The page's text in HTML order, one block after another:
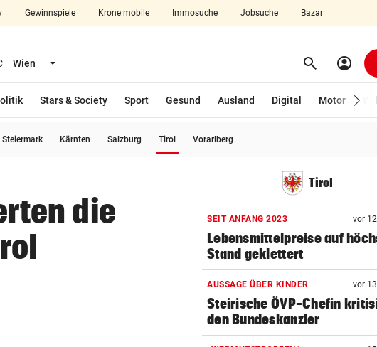
Gewinnspiele Krone mobile Immosuche Jobsuche Bazar
Wien Menü aufklappen search Suchen
account_circle
Stars & Society Sport Gesund Ausland Digital Motor
Steiermark Kärnten Salzburg Tirol Vorarlberg
die
Tirol
SEIT ANFANG 2023 vor
Lebensmittelpreise auf
Stand geklettert
AUSSAGE ÜBER KINDER vor
Steirische ÖVP-Chefin
den Bundeskanzler